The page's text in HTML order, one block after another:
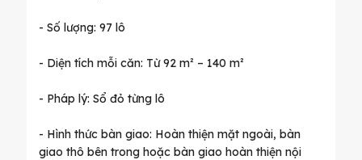
- Số lượng: 97 lô
- Diện tích mỗi căn: Từ 92 m² – 140 m²
- Pháp lý: Sổ đỏ từng lô
- Hình thức bàn giao: Hoàn thiện mặt ngoài, bàn
giao thô bên trong hoặc bàn giao hoàn thiện nội